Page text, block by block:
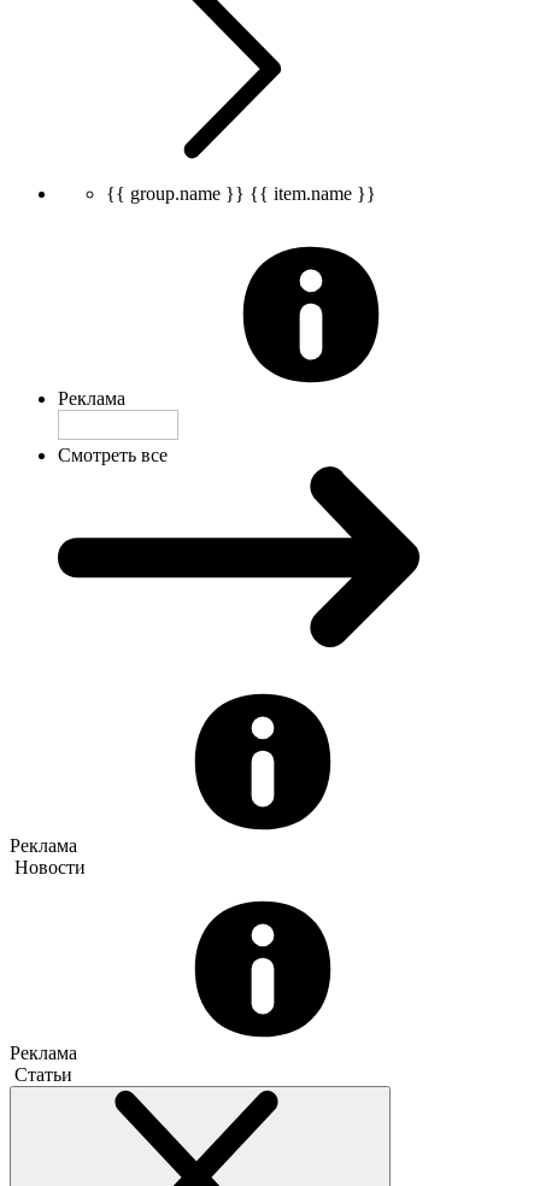
{{ group.name }} {{ item.name }}
Реклама
Смотреть все
Реклама
Новости
Реклама
Статьи